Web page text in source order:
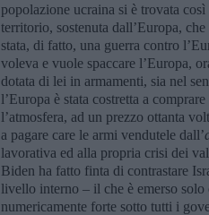
popolazione ucraina si è trovata
territorio, sostenuta dall’Europa,
stata, di fatto, una guerra contro
voleva e vuole spaccare l’Europa,
dotata di lei in armamenti, sia nel
l’Europa è stata costretta a
l’atmosfera, ad un prezzo ottanta
a pagare care le armi vendutele dall’
lavorativa ed alla propria crisi dei
Biden ha fatto finta di contrastare
livello interno – il che è emerso
numericamente forte sotto tutti i